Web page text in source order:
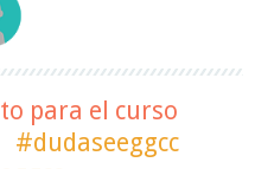
para el curso
#dudaseeggcc